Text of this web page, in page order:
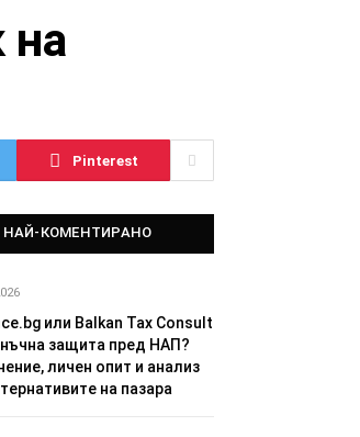
на
Pinterest
НАЙ-КОМЕНТИРАНО
или Balkan Tax Consult
защита пред НАП?
личен опит и анализ
на пазара